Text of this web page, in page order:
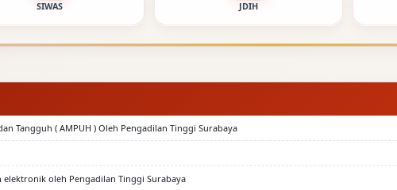
SIWAS JDIH
Tangguh ( AMPUH ) Oleh Pengadilan Tinggi Surabaya
oleh Pengadilan Tinggi Surabaya